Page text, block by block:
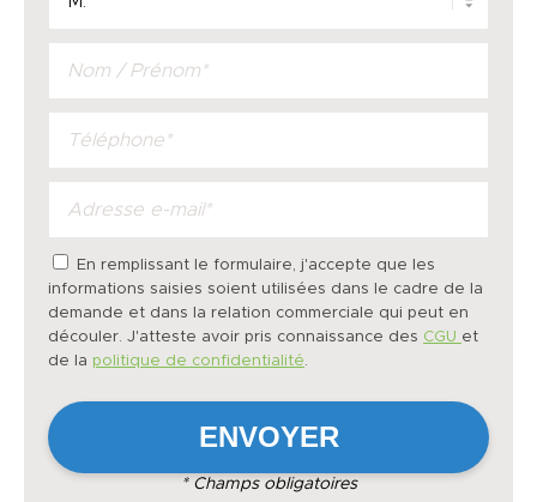
En remplissant le formulaire, j'accepte que les
informations saisies soient utilisées dans le cadre de la
demande et dans la relation commerciale qui peut en
découler. J'atteste avoir pris connaissance des CGU et
de la politique de confidentialité.
* Champs obligatoires